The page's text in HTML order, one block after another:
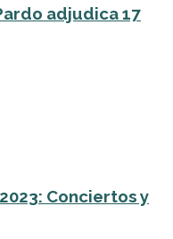
adjudica 17
Conciertos y